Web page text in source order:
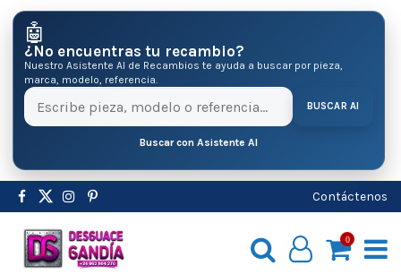
🤖
¿No encuentras tu recambio?
Nuestro Asistente AI de Recambios te ayuda a buscar por pieza,
marca, modelo, referencia.
BUSCAR AI
Buscar con Asistente AI
Contáctenos
0